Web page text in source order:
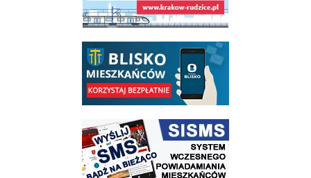
link do opisu aplikacji - BLISKO, Gmina Wieliczka w aplikacji Blisko
link do strony systemu wczesnego ostrzegania mieszkańców SISMS